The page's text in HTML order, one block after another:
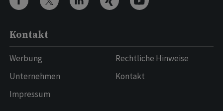
Kontakt
Werbung
Unternehmen
Impressum
Rechtliche Hinweise
Kontakt